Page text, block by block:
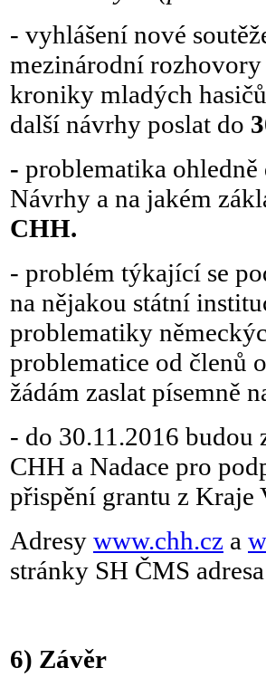
- vyhlášení nové
mezinárodní rozhovory
kroniky mladých
další návrhy poslat do
- problematika ohledně
Návrhy a na jakém
CHH.
- problém týkající se
na nějakou státní
problematiky
problematice od členů
žádám zaslat písemně
- do 30.11.2016 budou
CHH a Nadace pro
přispění grantu z Kraje
Adresy www.chh.cz a
stránky SH ČMS
6) Závěr